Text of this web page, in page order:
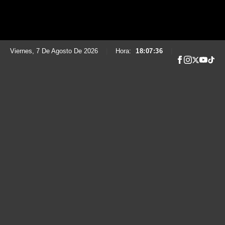
Viernes, 7 De Agosto De 2026 Hora: 18:07:37